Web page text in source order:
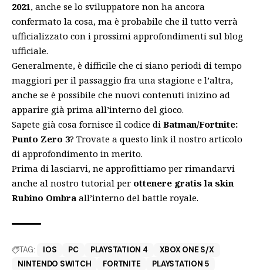
2021, anche se lo sviluppatore non ha ancora
confermato la cosa, ma è probabile che il tutto verrà
ufficializzato con i prossimi approfondimenti sul blog
ufficiale.
Generalmente, è difficile che ci siano periodi di tempo
maggiori per il passaggio fra una stagione e l’altra,
anche se è possibile che nuovi contenuti inizino ad
apparire già prima all’interno del gioco.
Sapete già cosa fornisce il codice di Batman/Fortnite:
Punto Zero 3? Trovate a questo link il nostro articolo
di approfondimento in merito.
Prima di lasciarvi, ne approfittiamo per rimandarvi
anche al nostro tutorial per ottenere gratis la skin
Rubino Ombra all’interno del battle royale.
TAG: IOS PC PLAYSTATION 4
XBOX ONE S/X
NINTENDO SWITCH
FORTNITE
PLAYSTATION 5